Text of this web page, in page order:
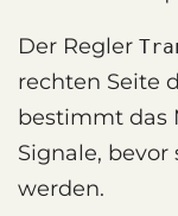
Der Regler
rechten Seite
bestimmt das
Signale,
werden.